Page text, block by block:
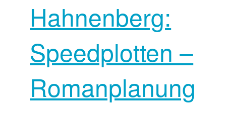
Hahnenberg:
Speedplotten –
Romanplanung